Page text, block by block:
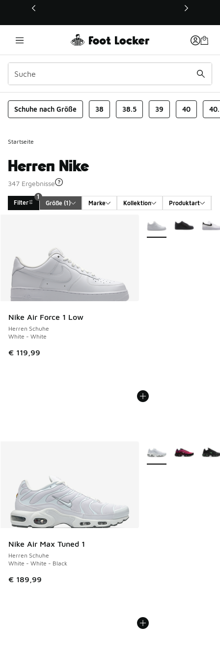
Dieser Link öffnet sich in einem neuen Fenster
Schuhe nach Größe 38 38.5 39 40
Startseite
Herren Nike
347 Ergebnisse
Filter
1
Größe (1) Marke Kollektion Produktart
Nike Air Force 1 Low
Herren Schuhe
White - White
€ 119,99
Weitere Farben
Nike Air Max Tuned 1
Herren Schuhe
White - White - Black
€ 189,99
Weitere Farben